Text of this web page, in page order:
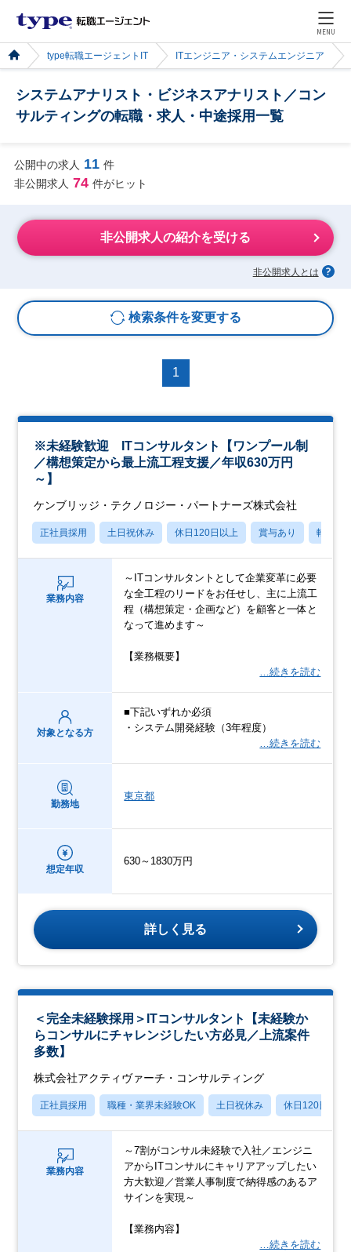
MENU
type転職エージェントIT ITエンジニア・システムエンジニア
システムアナリスト・ビジネスアナリスト／コン
サルティングの転職・求人・中途採用一覧
公開中の求人 11 件
非公開求人 74 件がヒット
非公開求人の紹介を受ける
非公開求人とは
検索条件を変更する
1
※未経験歓迎 ITコンサルタント【ワンプール制
／構想策定から最上流工程支援／年収630万円
～】
ケンブリッジ・テクノロジー・パートナーズ株式会社
正社員採用 土日祝休み 休日120日以上 賞与あり 転勤な
業務内容
～ITコンサルタントとして企業変革に必要
な全工程のリードをお任せし、主に上流工
程（構想策定・企画など）を顧客と一体と
なって進めます～
【業務概要】
…続きを読む
対象となる方
■下記いずれか必須
・システム開発経験（3年程度）
…続きを読む
勤務地
東京都
想定年収
630～1830万円
詳しく見る
＜完全未経験採用＞ITコンサルタント【未経験か
らコンサルにチャレンジしたい方必見／上流案件
多数】
株式会社アクティヴァーチ・コンサルティング
正社員採用 職種・業界未経験OK 土日祝休み 休日120日以上
業務内容
～7割がコンサル未経験で入社／エンジニ
アからITコンサルにキャリアアップしたい
方大歓迎／営業人事制度で納得感のあるア
サインを実現～
【業務内容】
…続きを読む